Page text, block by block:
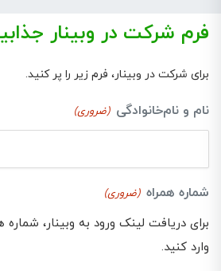
فرم شرکت در وبینار
برای شرکت در وبینار، فرم زیر را پر کنید.
نام و نام‌خانوادگی (ضروری)
شماره همراه (ضروری)
برای دریافت لینک ورود به وبینار،
وارد کنید.